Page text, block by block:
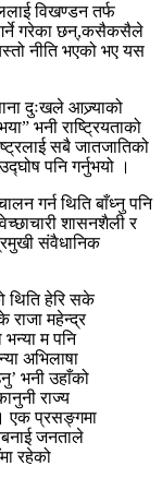
विखण्डन तर्फ
गरेका छन्,कसैकसैले
नीति भएको भए यस
दुःखले आज्र्याको
भनी राष्ट्रियताको
सबै जातजातिको
पनि गर्नुभयो ।
गर्न थिति बाँध्नु पनि
शासनशैली र
संवैधानिक
थिति हेरि सके
राजा महेन्द्र
म पनि
अभिलाषा
भनी उहाँको
राज्य
एक प्रसङ्गमा
जनताले
रहेको